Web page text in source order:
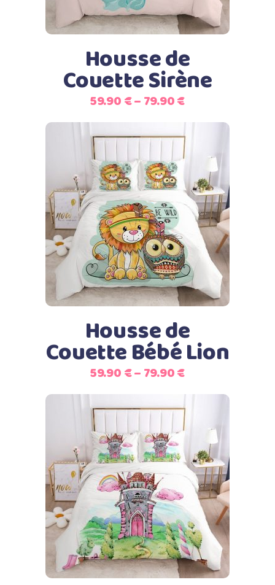
Les
options
choisies
page
produit
Housse de
Couette Sirène
59.90€–79.90€
Choix des options
Ce
produit
a
plusieurs
variations.
Les
options
choisies
page
produit
Housse de
Couette Bébé Lion
59.90€–79.90€
Choix des options
Ce
produit
a
plusieurs
variations.
Les
options